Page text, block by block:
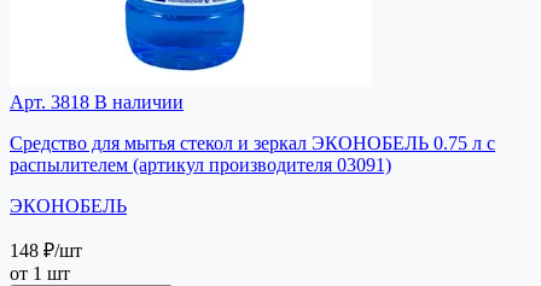
Арт. 3818 В наличии
Средство для мытья стекол и зеркал ЭКОНОБЕЛЬ 0.75 л с
распылителем (артикул производителя 03091)
ЭКОНОБЕЛЬ
148 ₽/шт
от 1 шт